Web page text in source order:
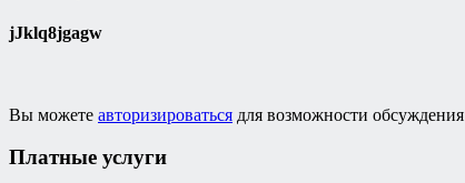
jJklq8jgagw
Вы можете авторизироваться для возможности обсуждения
Платные услуги